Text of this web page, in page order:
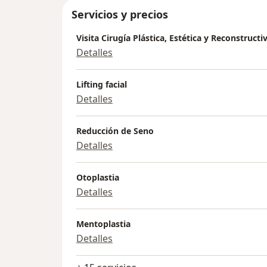
Servicios y precios
Visita Cirugía Plástica, Estética y
Detalles
Lifting facial
Detalles
Reducción de Seno
Detalles
Otoplastia
Detalles
Mentoplastia
Detalles